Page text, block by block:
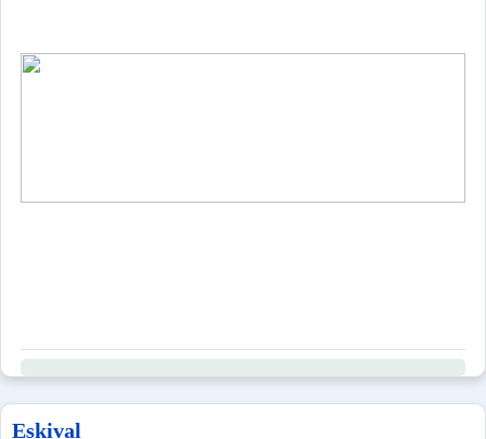
Eskival